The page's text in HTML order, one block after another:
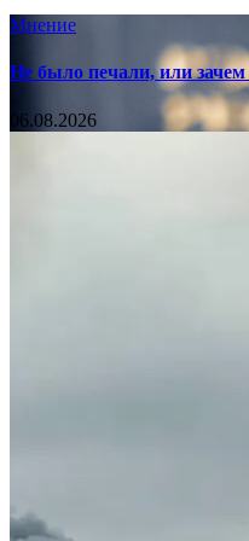
Мнение
Не было печали, или
06.08.2026